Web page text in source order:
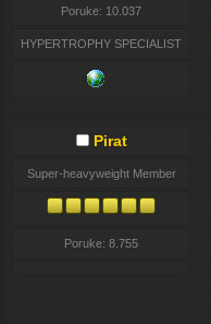
Poruke: 10.037
HYPERTROPHY SPECIALIST
Pirat
Super-heavyweight Member
Poruke: 8.755